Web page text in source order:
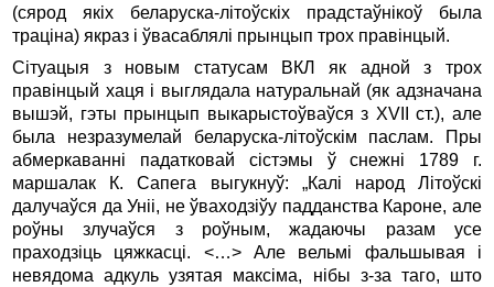
(сярод якіх беларуска-літоўскіх прадстаўнікоў была
траціна) якраз і ўвасаблялі прынцып трох правінцый.
Сітуацыя з новым статусам ВКЛ як адной з трох
правінцый хаця і выглядала натуральнай (як адзначана
вышэй, гэты прынцып выкарыстоўваўся з XVII ст.), але
была незразумелай беларуска-літоўскім паслам. Пры
абмеркаванні падатковай сістэмы ў снежні 1789 г.
маршалак К. Сапега выгукнуў: „Калі народ Літоўскі
далучаўся да Уніі, не ўваходзіўу падданства Кароне, але
роўны злучаўся з роўным, жадаючы разам усе
праходзіць цяжкасці. <…> Але вельмі фальшывая і
невядома адкуль узятая максіма, нібы з-за таго, што